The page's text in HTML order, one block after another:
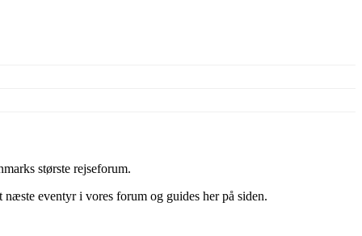
største rejseforum.
eventyr i vores forum og guides her på siden.